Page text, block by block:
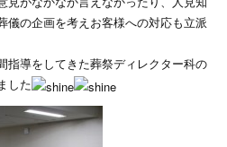
儀の企画を考えお客様への対応も立派
指導をしてきた葬祭ディレクター科の
した